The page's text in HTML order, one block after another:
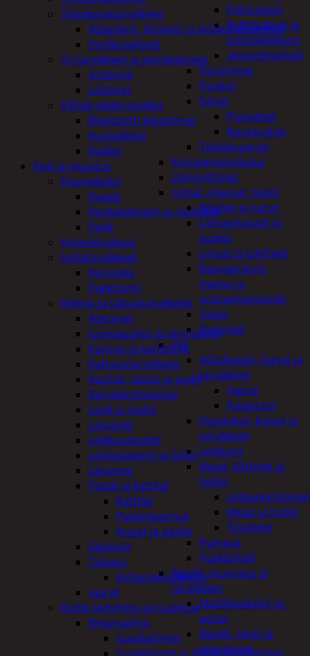
Peltisakset
Pulttisakset ja
voimaleikkurit
vetoniittipihdit
Puristimet
Puukot
Sahat
Puusahat
Rautasahat
Työkalusarjat
Korjaamotyökalut
Lämmittimet
Liimat, massat, teipit
Köydet ja narut
Liimapistoolit ja
puikot
Liimat ja lukitteet
Rasvaprässit,
massa ja
uretaanipistoolit
Teipit
Tiivisteet
LVI
Allaskaapit, hanat ja
tarvikkeet
Hanat
Kaapistot
Hajulukot, kaivot ja
tarvikkeet
Leikkurit
Nipat, liittimet ja
holkit
Nipat ja holkit
Tiivisteet
Pumput
Putkipihdit
Maalit, muuraus ja
tarvikkeet
Maalikaukalot ja -
astiat
Maalit, lakat ja
ohentimet
Tietokonetarvikkeet
Adapterit, liittimet ja telakointiasemat
Verkkolaitteet
Tv-tarvikkeet ja seinätelineet
Antennit
Liittimet
Viihde-elektroniikka
Bluetooth kaiuttimet
Kuulokkeet
Radiot
Koti ja sisustus
Huonekalut
Kaapit
Kenkätelineet ja naulakot
Peilit
Huonetuoksut
Juhlatarvikkeet
Koristelu
Paketointi
Keittiö ja taloustarvikkeet
Aterimet
Juomapullot ja termokset
Kannut ja kanisterit
Kattaustarvikkeet
Kauhat, lastat ja sudit
Kertakäyttöastiat
Lasit ja mukit
Lautaset
Leikkuulaudat
Leivinpaperit ja foliot
Leivonta
Padat ja kattilat
Kattilat
Paistinpannut
Vuoat ja padat
Säilöntä
Tiskaus
Astianpesuaineet
vaa'at
Kodin lämmitys ja tuuletus
Ilmanvaihto
Suodattimet